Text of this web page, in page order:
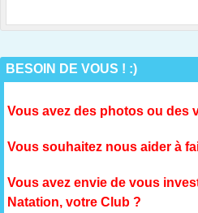
BESOIN DE VOUS ! :)
Vous avez des photos ou des
Vous souhaitez nous aider à
Vous avez envie de vous
Natation, votre Club ?